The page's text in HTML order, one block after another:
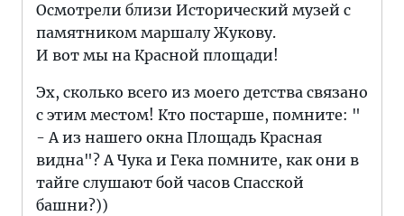
Осмотрели близи Исторический музей с
памятником маршалу Жукову.
И вот мы на Красной площади!
Эх, сколько всего из моего детства связано
с этим местом! Кто постарше, помните: "
- А из нашего окна Площадь Красная
видна"? А Чука и Гека помните, как они в
тайге слушают бой часов Спасской
башни?))